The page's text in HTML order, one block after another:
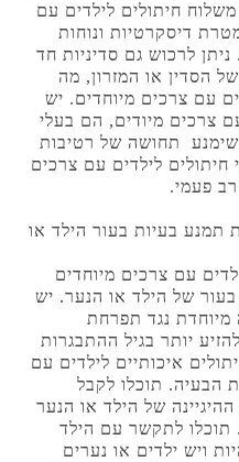
חיתולים לילדים עם
דיסקרטיות ונוחות
לרכוש גם סדיניות חד
הסדין או המזרון, מה
עם צרכים מיוחדים. יש
צרכים מיודים, הם בעלי
תחושה של רטיבות
חיתולים לילדים עם צרכים
פעמי.
תמנע בעיות בעור הילד או
עם צרכים מיוחדים
של הילד או הנער. יש
נגד תפרחת
יותר בגיל ההתבגרות
איכותיים לילדים עם
הבעיה. תוכלו לקבל
של הילד או הנער
תוכלו לתקשר עם הילד
ויש ילדים או נערים